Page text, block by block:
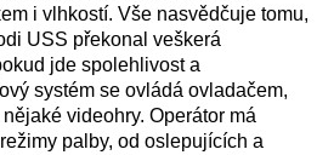
i vlhkostí. Vše nasvědčuje tomu,
USS překonal veškerá
jde spolehlivost a
systém se ovládá ovladačem,
videohry. Operátor má
palby, od oslepujících a